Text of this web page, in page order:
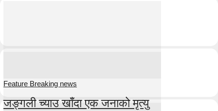
Feature Breaking news
जङ्गली च्याउ खाँदा एक जनाको मृत्यु